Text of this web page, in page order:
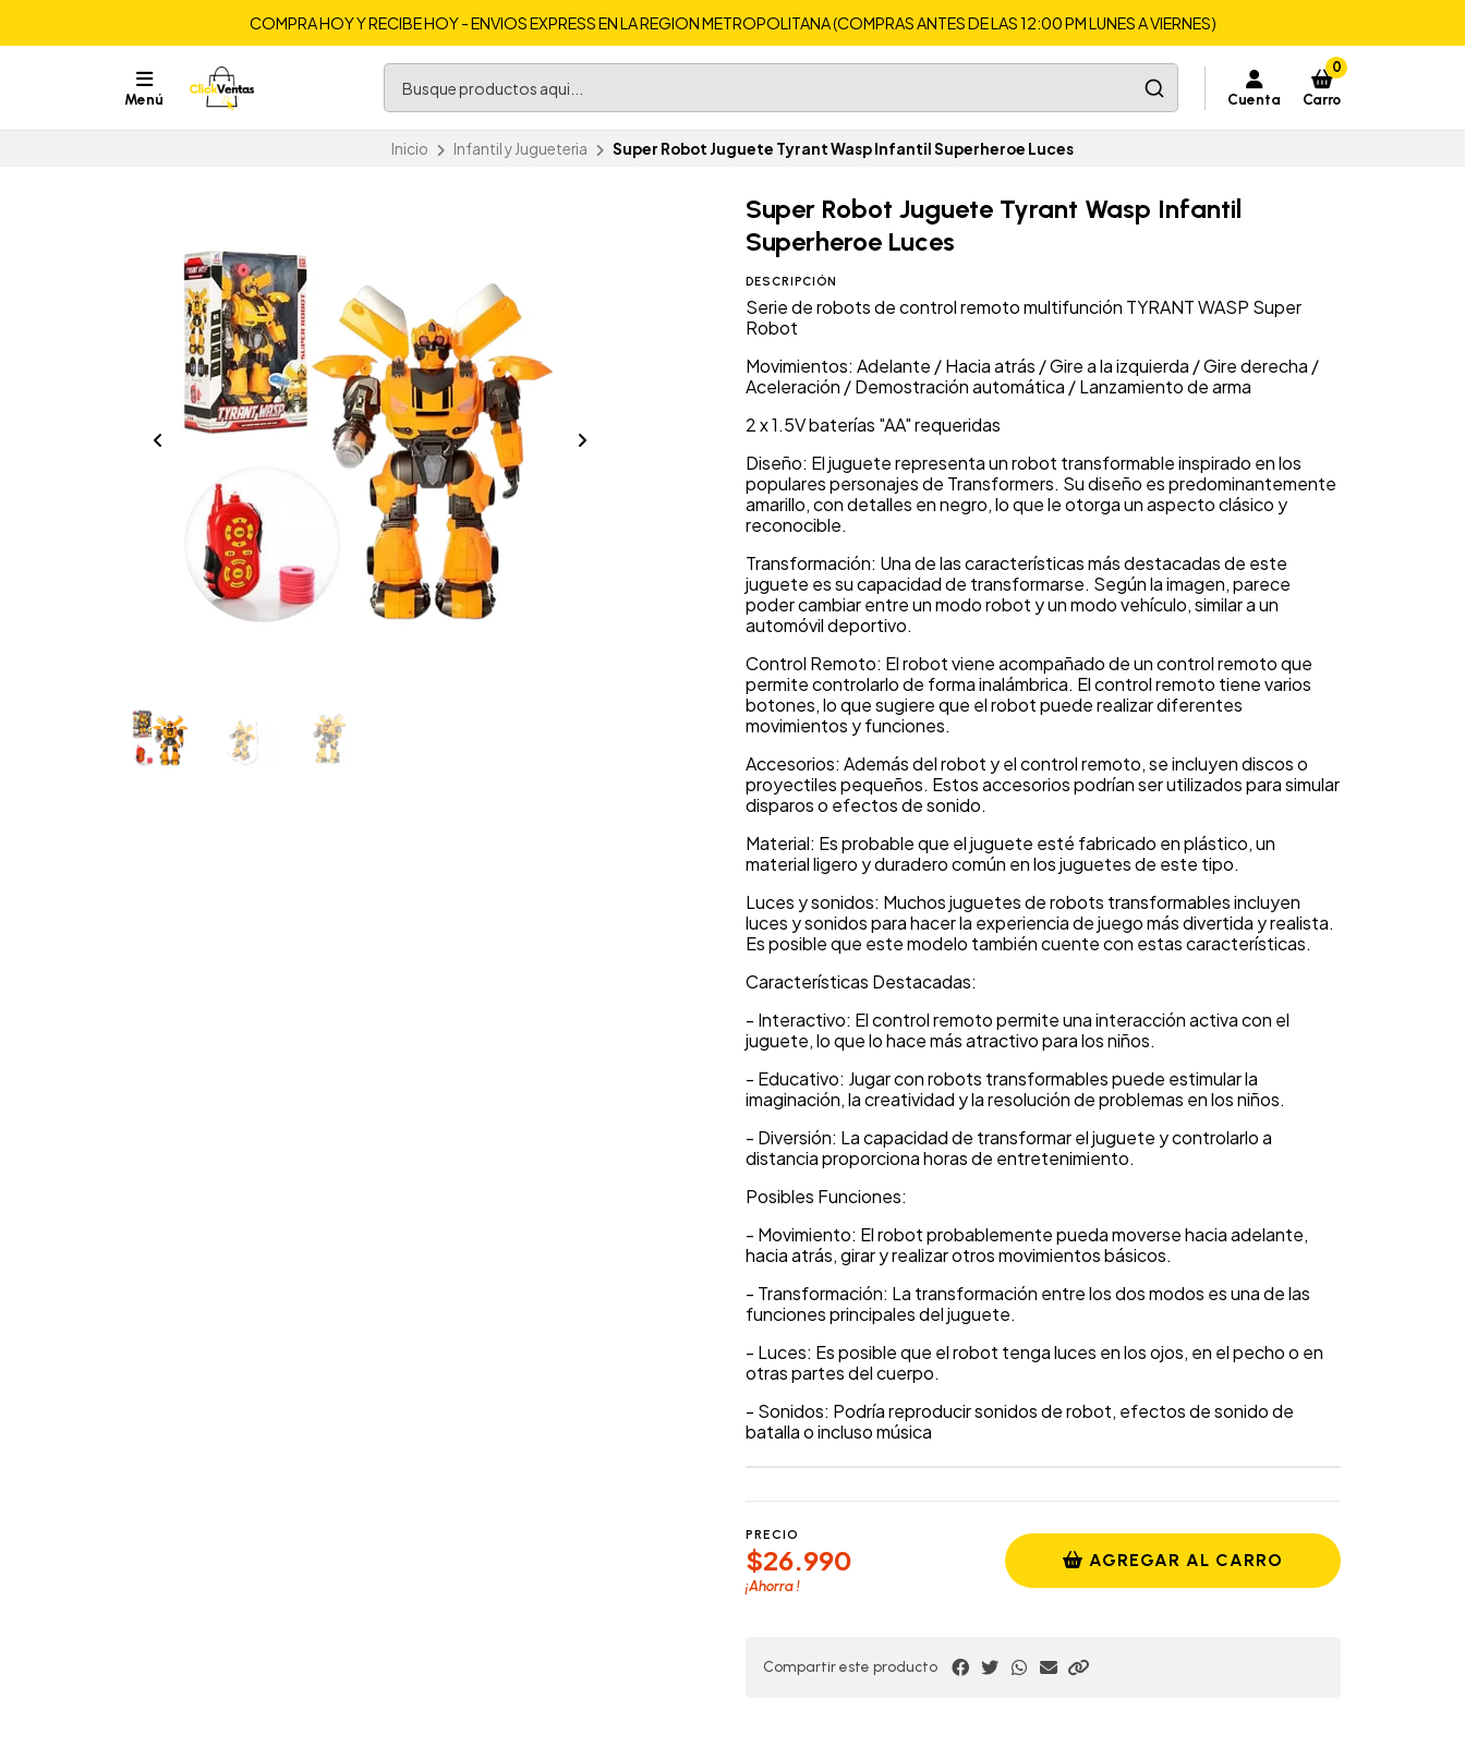
COMPRA HOY Y RECIBE HOY - ENVIOS EXPRESS EN LA REGION METROPOLITANA (COMPRAS ANTES DE LAS 12:00 PM LUNES A VIERNES)
Menú Cuenta
0
Carro
Inicio Infantil y Jugueteria Super Robot Juguete Tyrant Wasp Infantil Superheroe Luces
Super Robot Juguete Tyrant Wasp Infantil
Superheroe Luces
DESCRIPCIÓN
Serie de robots de control remoto multifunción TYRANT WASP Super
Robot
Movimientos: Adelante / Hacia atrás / Gire a la izquierda / Gire derecha /
Aceleración / Demostración automática / Lanzamiento de arma
2 x 1.5V baterías "AA" requeridas
Diseño: El juguete representa un robot transformable inspirado en los
populares personajes de Transformers. Su diseño es predominantemente
amarillo, con detalles en negro, lo que le otorga un aspecto clásico y
reconocible.
Transformación: Una de las características más destacadas de este
juguete es su capacidad de transformarse. Según la imagen, parece
poder cambiar entre un modo robot y un modo vehículo, similar a un
automóvil deportivo.
Control Remoto: El robot viene acompañado de un control remoto que
permite controlarlo de forma inalámbrica. El control remoto tiene varios
botones, lo que sugiere que el robot puede realizar diferentes
movimientos y funciones.
Accesorios: Además del robot y el control remoto, se incluyen discos o
proyectiles pequeños. Estos accesorios podrían ser utilizados para simular
disparos o efectos de sonido.
Material: Es probable que el juguete esté fabricado en plástico, un
material ligero y duradero común en los juguetes de este tipo.
Luces y sonidos: Muchos juguetes de robots transformables incluyen
luces y sonidos para hacer la experiencia de juego más divertida y realista.
Es posible que este modelo también cuente con estas características.
Características Destacadas:
- Interactivo: El control remoto permite una interacción activa con el
juguete, lo que lo hace más atractivo para los niños.
- Educativo: Jugar con robots transformables puede estimular la
imaginación, la creatividad y la resolución de problemas en los niños.
- Diversión: La capacidad de transformar el juguete y controlarlo a
distancia proporciona horas de entretenimiento.
Posibles Funciones:
- Movimiento: El robot probablemente pueda moverse hacia adelante,
hacia atrás, girar y realizar otros movimientos básicos.
- Transformación: La transformación entre los dos modos es una de las
funciones principales del juguete.
- Luces: Es posible que el robot tenga luces en los ojos, en el pecho o en
otras partes del cuerpo.
- Sonidos: Podría reproducir sonidos de robot, efectos de sonido de
batalla o incluso música
PRECIO
$26.990
¡Ahorra!
AGREGAR AL CARRO
Compartir este producto